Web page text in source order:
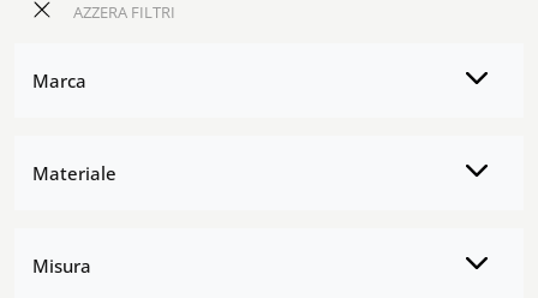
AZZERA FILTRI
Marca
Materiale
Misura